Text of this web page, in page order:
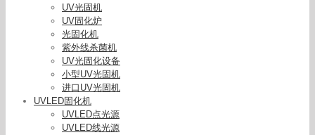
UV光固机
UV固化炉
光固化机
紫外线杀菌机
UV光固化设备
小型UV光固机
进口UV光固机
UVLED固化机
UVLED点光源
UVLED线光源